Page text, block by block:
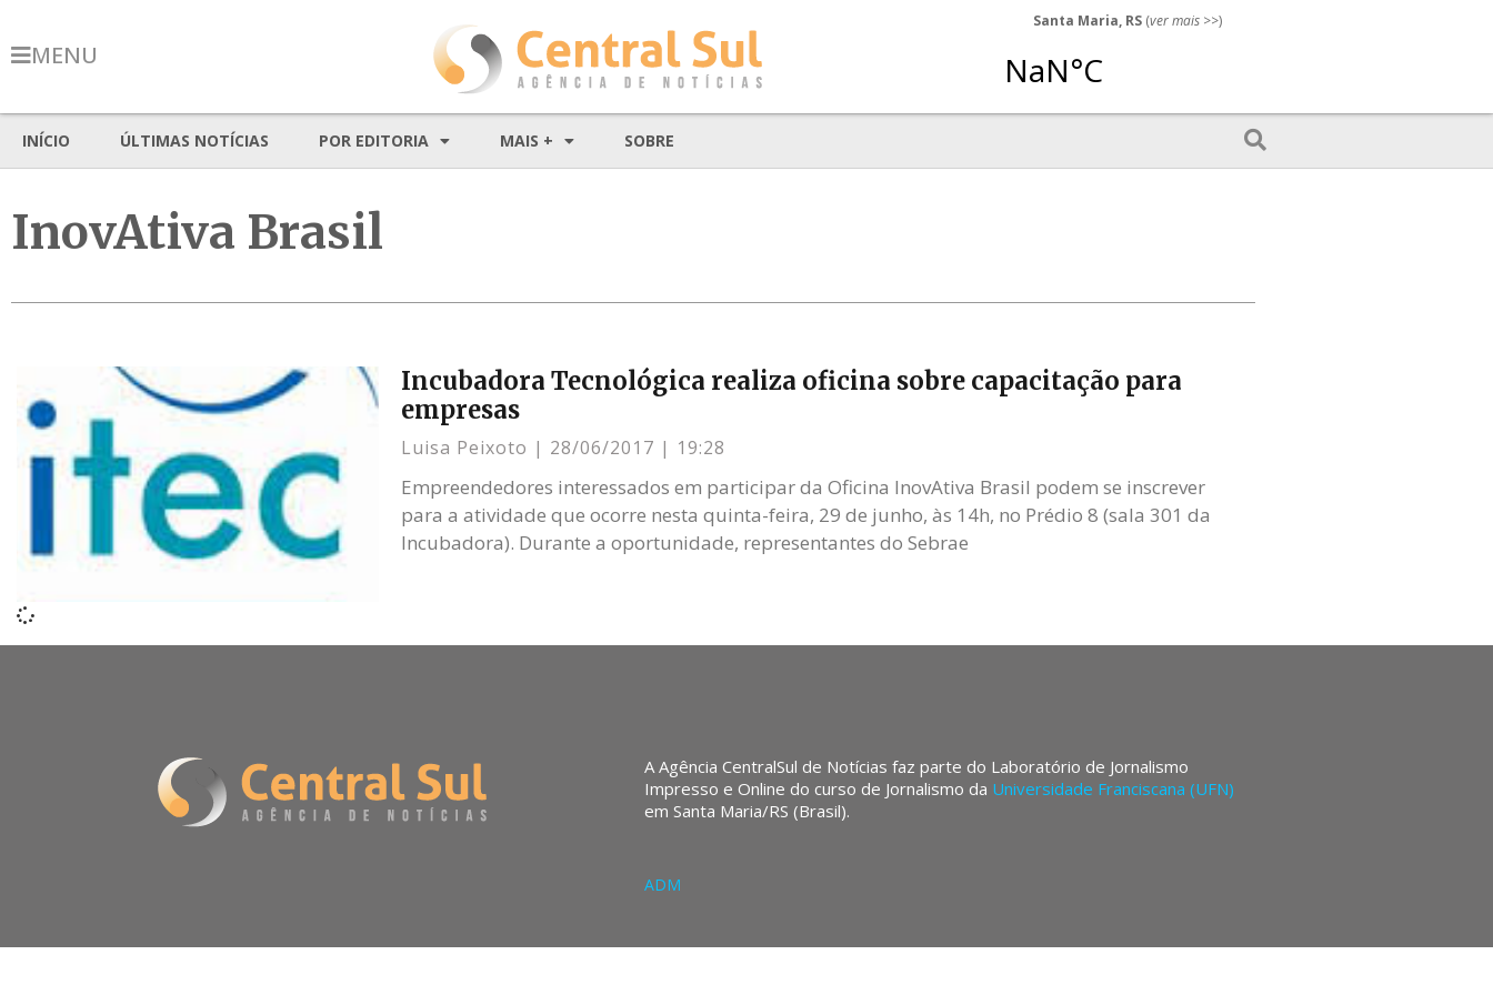
MENU
Santa Maria, RS (ver mais >>)
INÍCIO ÚLTIMAS NOTÍCIAS POR EDITORIA MAIS + SOBRE
InovAtiva Brasil
Incubadora Tecnológica realiza oficina sobre capacitação para
empresas
Luisa Peixoto 28/06/2017 19:28
Empreendedores interessados em participar da Oficina InovAtiva Brasil podem se inscrever
para a atividade que ocorre nesta quinta-feira, 29 de junho, às 14h, no Prédio 8 (sala 301 da
Incubadora). Durante a oportunidade, representantes do Sebrae
A Agência CentralSul de Notícias faz parte do Laboratório de Jornalismo
Impresso e Online do curso de Jornalismo da Universidade Franciscana (UFN)
em Santa Maria/RS (Brasil).
ADM